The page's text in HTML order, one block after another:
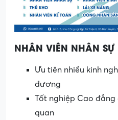
NHÂN VIÊN NHÂN SỰ
Ưu tiên nhiều kinh
đương
Tốt nghiệp Cao đẳng
quan